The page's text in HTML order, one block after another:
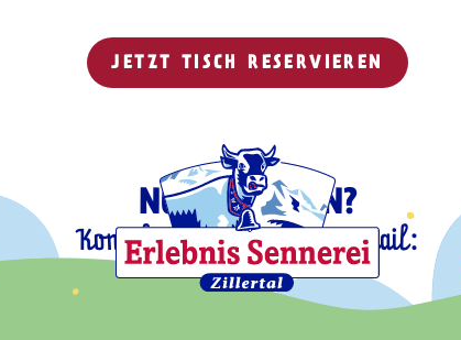
JETZT TISCH RESERVIEREN
NOCH FRAGEN?
Kontaktiere uns gerne per Mail:
info@bergrast.at